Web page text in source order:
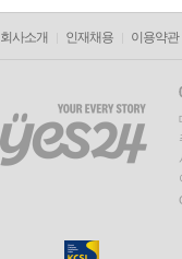
회사소개 인재채용 이용약관